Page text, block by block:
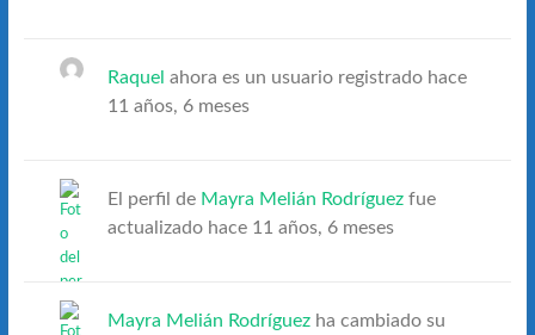
Raquel ahora es un usuario registrado hace
11 años, 6 meses
El perfil de Mayra Melián Rodríguezfue
actualizado hace 11 años, 6 meses
Mayra Melián Rodríguezha cambiado su